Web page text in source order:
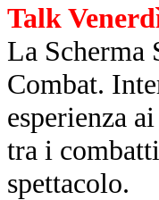
Talk
La
Combat.
esperienza
tra i
spettacolo.